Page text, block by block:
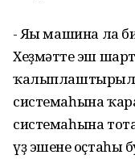
- Яңы машина ла
Хеҙмәттең эш
системаһына
системаһына
үҙ эшенең оҫтаһы